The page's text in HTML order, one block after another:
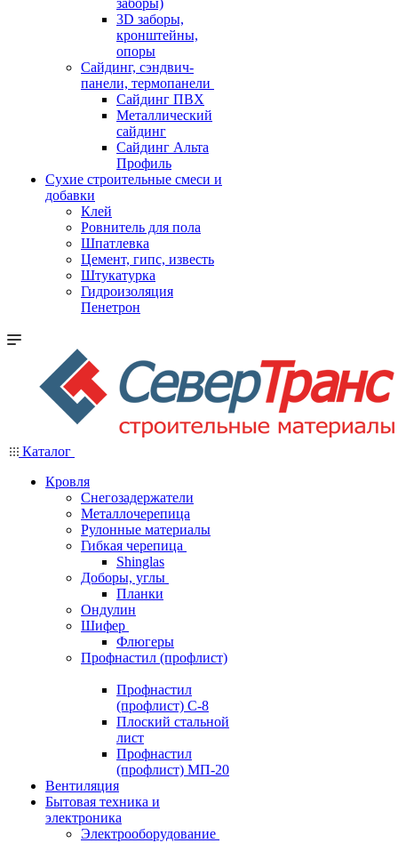
заборы)
3D заборы,
кронштейны,
опоры
Cайдинг, сэндвич-
панели, термопанели
Сайдинг ПВХ
Металлический
сайдинг
Сайдинг Альта
Профиль
Сухие строительные смеси и
добавки
Клей
Ровнитель для пола
Шпатлевка
Цемент, гипс, известь
Штукатурка
Гидроизоляция
Пенетрон
Каталог
Кровля
Снегозадержатели
Металлочерепица
Рулонные материалы
Гибкая черепица
Shinglas
Доборы, углы
Планки
Ондулин
Шифер
Флюгеры
Профнастил (профлист)
Профнастил
(профлист) С-8
Плоский стальной
лист
Профнастил
(профлист) МП-20
Вентиляция
Бытовая техника и
электроника
Электрооборудование